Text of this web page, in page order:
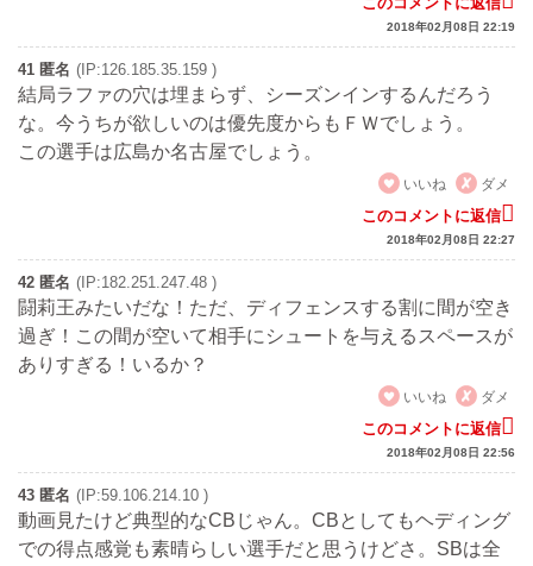
2018年02月08日 22:19
41 匿名 (IP:126.185.35.159 )
結局ラファの穴は埋まらず、シーズンインするんだろう
な。今うちが欲しいのは優先度からもＦＷでしょう。
この選手は広島か名古屋でしょう。
いいね
ダメ
このコメントに返信
2018年02月08日 22:27
42 匿名 (IP:182.251.247.48 )
闘莉王みたいだな！ただ、ディフェンスする割に間が空き
過ぎ！この間が空いて相手にシュートを与えるスペースが
ありすぎる！いるか？
いいね
ダメ
このコメントに返信
2018年02月08日 22:56
43 匿名 (IP:59.106.214.10 )
動画見たけど典型的なCBじゃん。CBとしてもヘディング
での得点感覚も素晴らしい選手だと思うけどさ。SBは全